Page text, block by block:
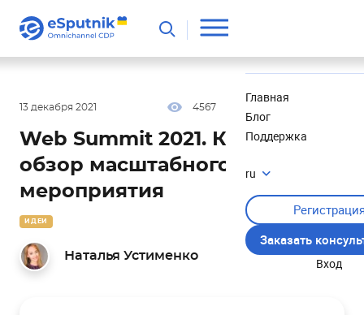
Главная
Блог
Поддержка
ru
Заказать
Вход
13 декабря 2021 4567
ИДЕИ
Web Summit 2021. Краткий
обзор масштабного
мероприятия
Наталья Устименко